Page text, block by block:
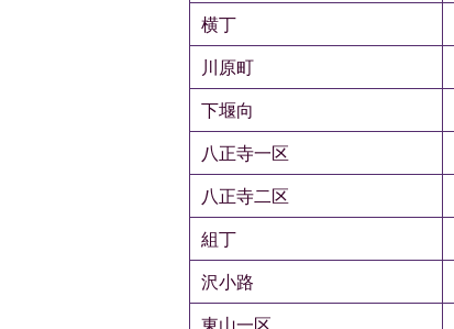
横丁
川原町
下堰向
八正寺一区
八正寺二区
組丁
沢小路
東山一区